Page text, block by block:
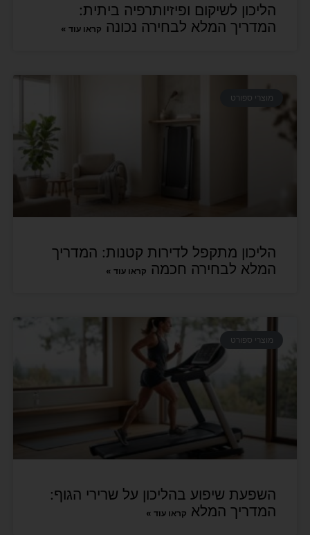
הליכון לשיקום ופיזיותרפיה ביתית:
המדריך המלא לבחירה נכונה קראו עוד »
מוצרי ספורט
הליכון מתקפל לדירות קטנות: המדריך
המלא לבחירה חכמה קראו עוד »
מוצרי ספורט
השפעת שיפוע בהליכון על שרירי הגוף:
המדריך המלא קראו עוד »